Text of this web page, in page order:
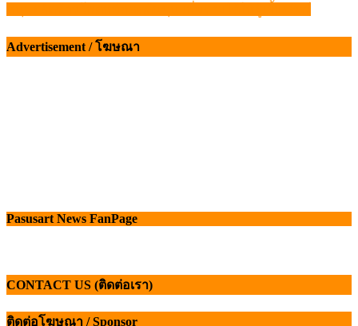
เรื่อง
Advertisement / โฆษณา
Pasusart News FanPage
CONTACT US (ติดต่อเรา)
ติดต่อโฆษณา / Sponsor